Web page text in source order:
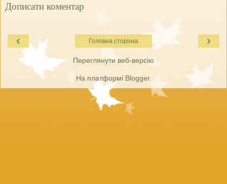
Дописати коментар
‹ ›
Головна сторінка
Переглянути веб-версію
На платформі Blogger.